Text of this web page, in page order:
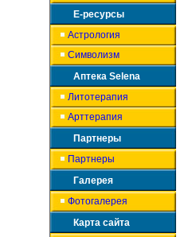
Е-ресурсы
Астрология
Символизм
Аптека Selena
Литотерапия
Арттерапия
Партнеры
Партнеры
Галерея
Фотогалерея
Карта сайта